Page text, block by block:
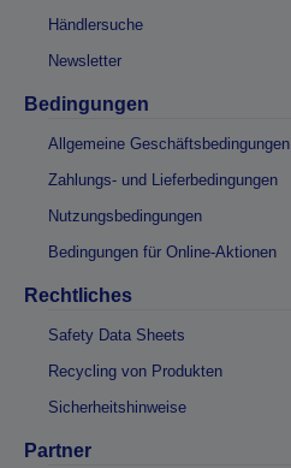
Händlersuche
Newsletter
Bedingungen
Allgemeine Geschäftsbedingungen
Zahlungs- und Lieferbedingungen
Nutzungsbedingungen
Bedingungen für Online-Aktionen
Rechtliches
Safety Data Sheets
Recycling von Produkten
Sicherheitshinweise
Partner